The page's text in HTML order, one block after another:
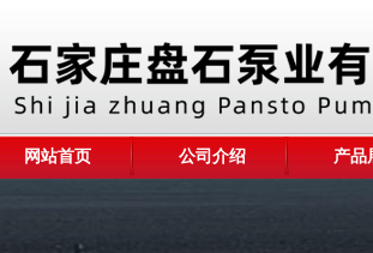
网站首页 公司介绍 产品